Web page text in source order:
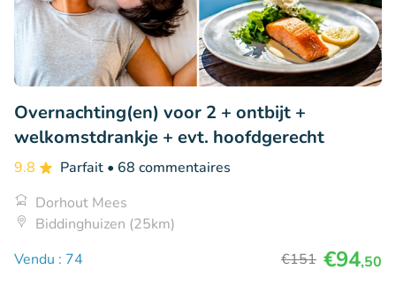
Overnachting(en) voor 2 + ontbijt +
welkomstdrankje + evt. hoofdgerecht
9.8 Parfait • 68 commentaires
Dorhout Mees
Biddinghuizen (25km)
Vendu : 74
€151 €94,50